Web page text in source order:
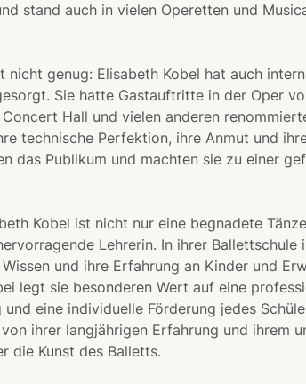
stand auch in vielen Operetten und
nicht genug: Elisabeth Kobel hat auch
Sie hatte Gastauftritte in der Oper
Hall und vielen anderen
technische Perfektion, ihre Anmut und
das Publikum und machten sie zu einer
Kobel ist nicht nur eine begnadete
Lehrerin. In ihrer Ballettschule
und ihre Erfahrung an Kinder und
legt sie besonderen Wert auf eine
und eine individuelle Förderung jedes
ihrer langjährigen Erfahrung und ihrem
die Kunst des Balletts.